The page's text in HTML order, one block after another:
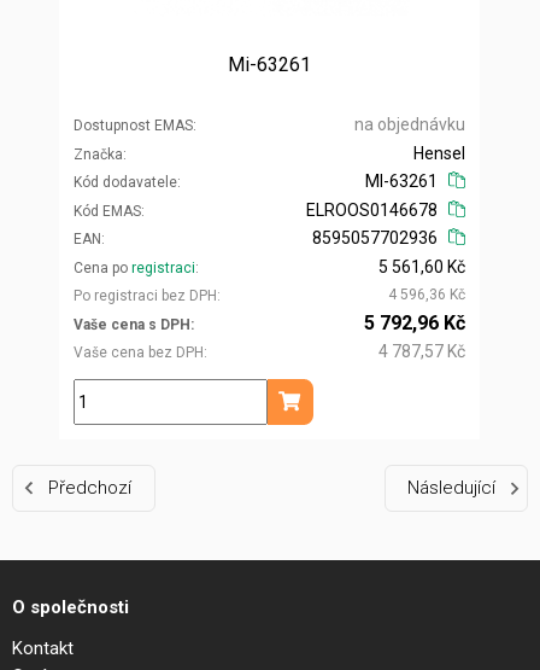
Mi-63261
Dostupnost EMAS na objednávku
Značka
Kód dodavatele
Hensel
MI-63261
Kód EMAS
EAN
ELROOS0146678
8595057702936
Cena po registraci
Po registraci bez DPH
5 561,60 Kč
4 596,36 Kč
Vaše cena s DPH
Vaše cena bez DPH
5 792,96 Kč
4 787,57 Kč
ks
Přidat do košíku
Předchozí Následující
O společnosti
Kontakt